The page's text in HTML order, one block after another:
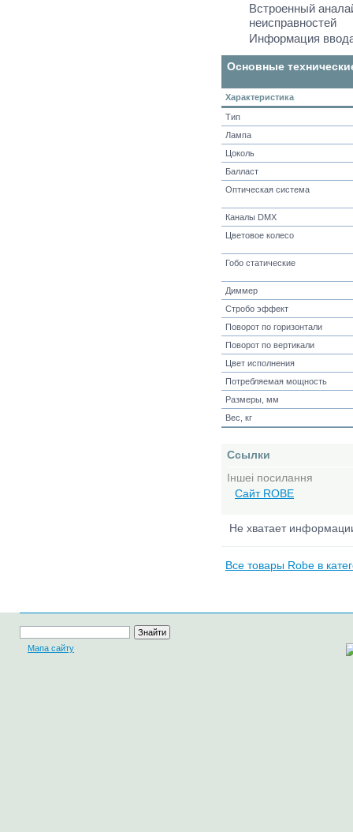
Встроенный
неисправностей
Информация
Основные
Характеристика
Тип
Лампа
Цоколь
Балласт
Оптическая система
Каналы DMX
Цветовое колесо
Гобо статические
Диммер
Стробо эффект
Поворот по горизонтали
Поворот по вертикали
Цвет исполнения
Потребляемая мощность
Размеры, мм
Вес, кг
Ссылки
Іншеі посилання
Сайт ROBE
Не хватает
Все товары Robe в
Мапа сайту